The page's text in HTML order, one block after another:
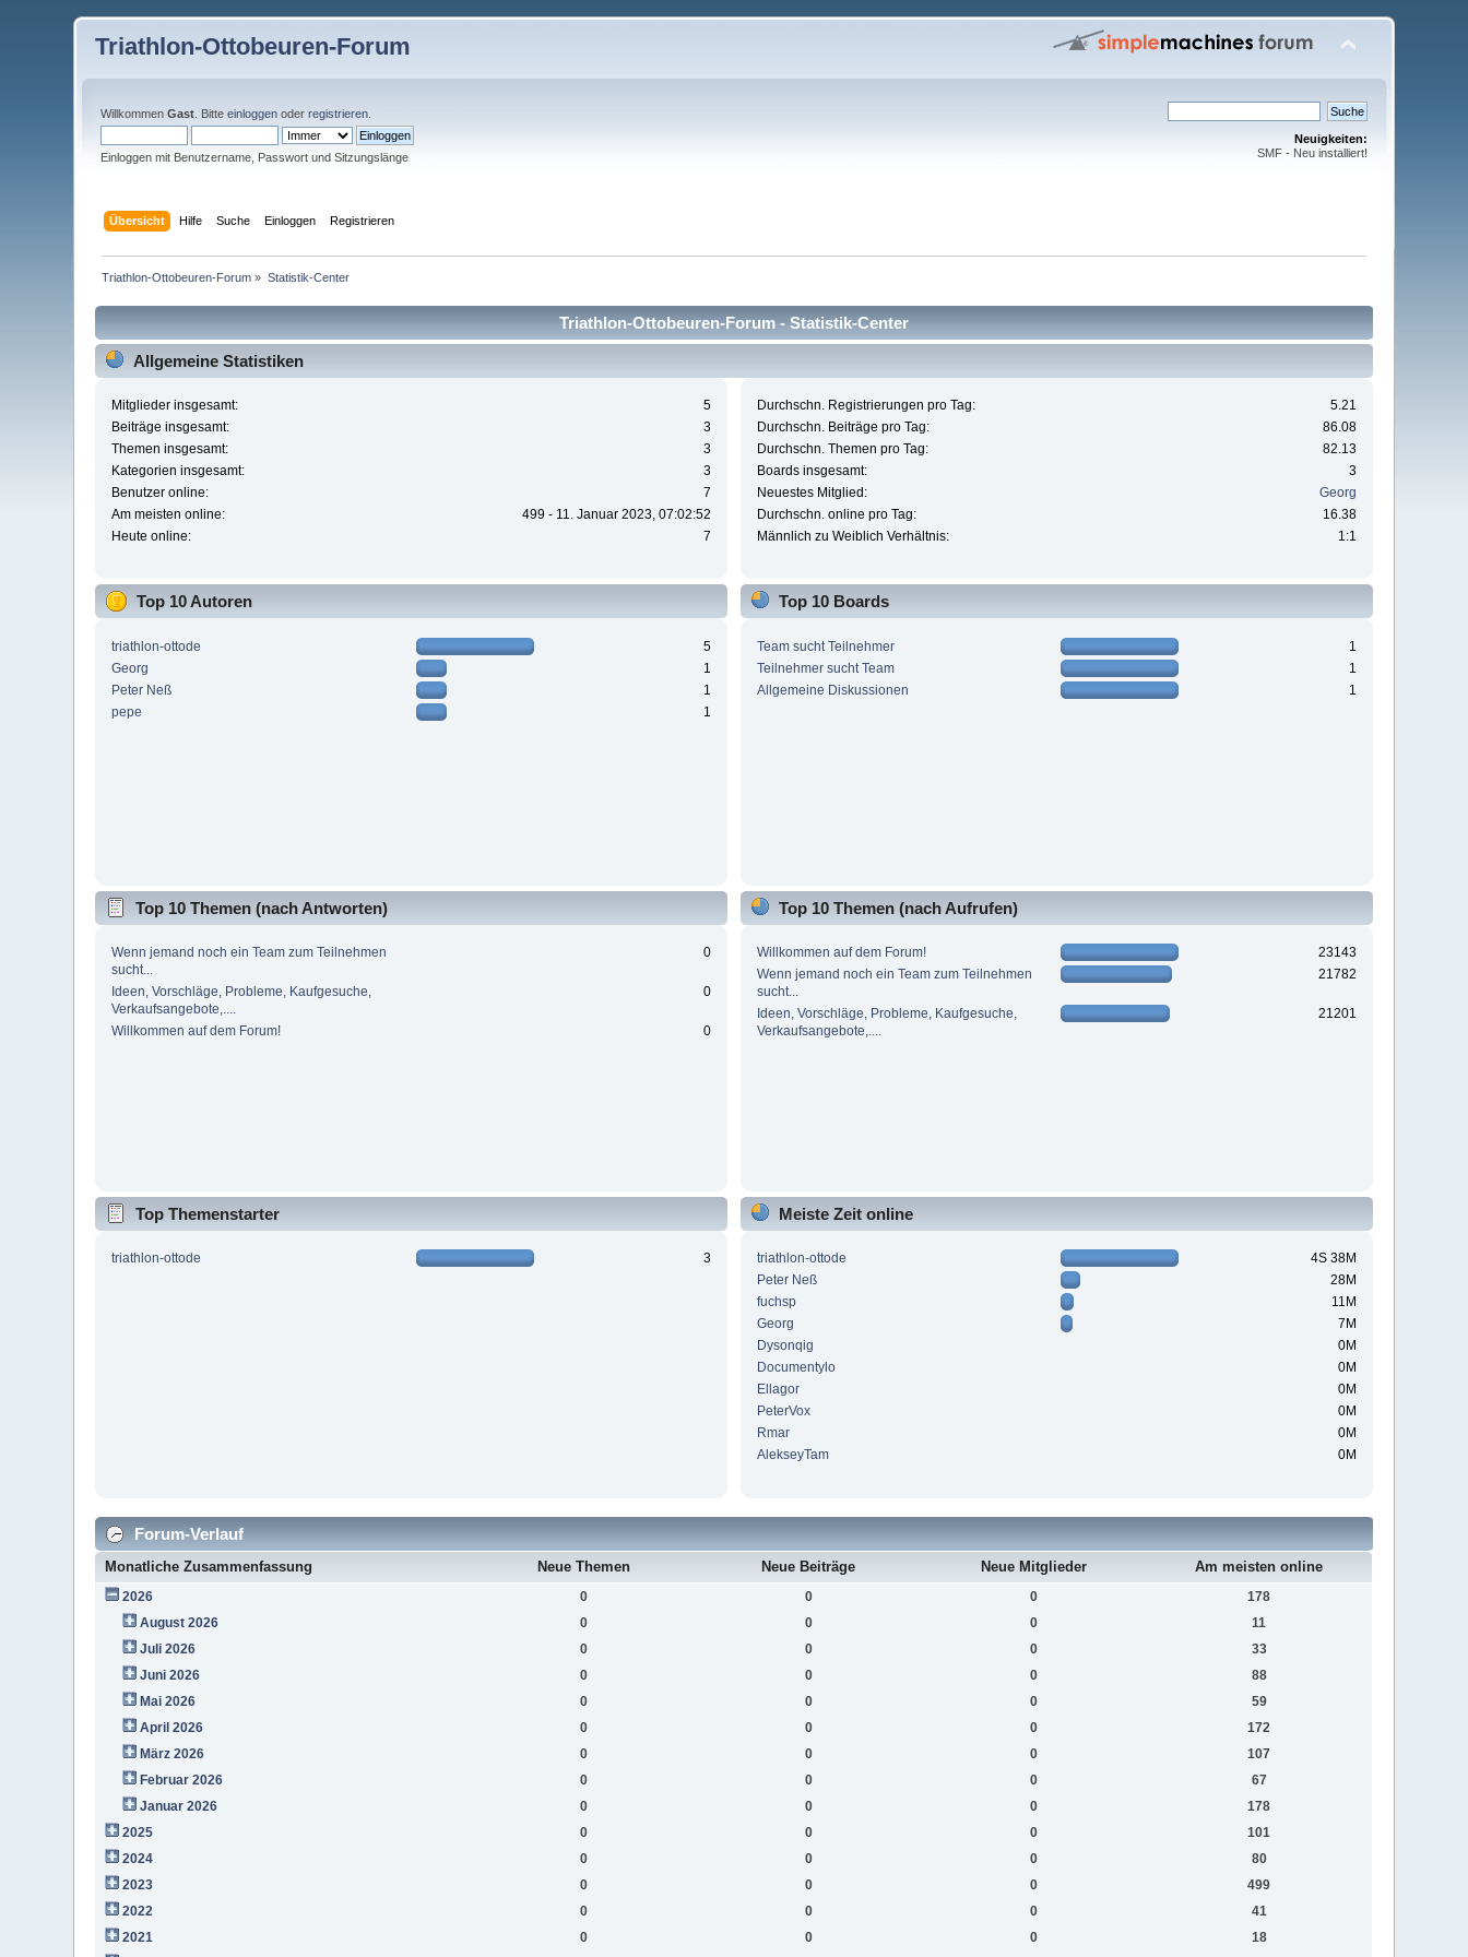
Triathlon-Ottobeuren-Forum
WillkommenGast . Bitteeinloggen oderregistrieren
Einloggen mit Benutzername, Passwort und Sitzungslänge
Neuigkeiten:
SMF - Neu installiert!
Übersicht Hilfe Suche Einloggen Registrieren
Triathlon-Ottobeuren-Forum » Statistik-Center
Triathlon-Ottobeuren-Forum - Statistik-Center
Allgemeine Statistiken
Mitglieder insgesamt:
5
Beiträge insgesamt:
3
Themen insgesamt:
3
Kategorien insgesamt:
3
Benutzer online:
7
Am meisten online:
499 - 11. Januar 2023, 07:02:52
Heute online:
7
Durchschn. Registrierungen pro Tag:
5.21
Durchschn. Beiträge pro Tag:
86.08
Durchschn. Themen pro Tag:
82.13
Boards insgesamt:
3
Neuestes Mitglied:
Georg
Durchschn. online pro Tag:
16.38
Männlich zu Weiblich Verhältnis:
1:1
Top 10 Autoren
triathlon-ottode
5
Georg
1
Peter Neß
1
pepe
1
Top 10 Boards
Team sucht Teilnehmer
1
Teilnehmer sucht Team
1
Allgemeine Diskussionen
1
Top 10 Themen (nach Antworten)
Wenn jemand noch ein Team zum Teilnehmen
sucht...
0
Ideen, Vorschläge, Probleme, Kaufgesuche,
Verkaufsangebote,....
0
Willkommen auf dem Forum! 0
Top 10 Themen (nach Aufrufen)
Willkommen auf dem Forum!
23143
Wenn jemand noch ein Team zum Teilnehmen
sucht...
21782
Ideen, Vorschläge, Probleme, Kaufgesuche,
Verkaufsangebote,....
21201
Top Themenstarter
triathlon-ottode 3
Meiste Zeit online
triathlon-ottode
4S 38M
Peter Neß
28M
fuchsp
11M
Georg
7M
Dysonqig
0M
Documentylo
0M
Ellagor
0M
PeterVox
0M
Rmar
0M
AlekseyTam
0M
Forum-Verlauf
Monatliche Zusammenfassung Neue Themen Neue Beiträge Neue Mitglieder Am meisten online
2026 0 0 0
178
August 2026
0 0 0
11
Juli 2026
0 0 0
33
Juni 2026
0 0 0
88
Mai 2026
0 0 0
59
April 2026
0 0 0
172
März 2026
0 0 0
107
Februar 2026
0 0 0
67
Januar 2026
0 0 0
178
2025
0 0 0
101
2024
0 0 0
80
2023
0 0 0
499
2022
0 0 0
41
2021
0 0 0
18